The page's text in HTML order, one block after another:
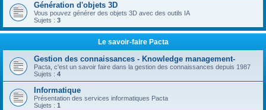
Génération d'objets 3D
Vous pouvez générer des objets 3D avec des outils IA
Sujets : 3
Le savoir-faire Pacta
Gestion des connaissances - Knowledge management-
Pacta, c'est un savoir faire dans la gestion des connaissances depuis 1987
Sujets : 4
Informatique
Présentation des services informatiques Pacta
Sujets : 1